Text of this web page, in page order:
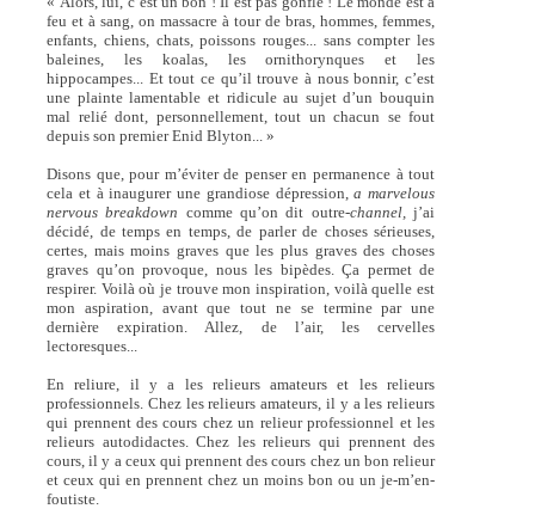
feu et à sang, on massacre à tour de bras, hommes, femmes,
enfants, chiens, chats, poissons rouges... sans compter les
baleines, les koalas, les ornithorynques et les
hippocampes... Et tout ce qu’il trouve à nous bonnir, c’est
une plainte lamentable et ridicule au sujet d’un bouquin
mal relié dont, personnellement, tout un chacun se fout
depuis son premier Enid Blyton... »
Disons que, pour m’éviter de penser en permanence à tout
cela et à inaugurer une grandiose dépression,a marvelous
nervous breakdown comme qu’on dit outre-channel,j’ai
décidé, de temps en temps, de parler de choses sérieuses,
certes, mais moins graves que les plus graves des choses
graves qu’on provoque, nous les bipèdes. Ça permet de
respirer. Voilà où je trouve mon inspiration, voilà quelle est
mon aspiration, avant que tout ne se termine par une
dernière expiration. Allez, de l’air, les cervelles
lectoresques...
En reliure, il y a les relieurs amateurs et les relieurs
professionnels. Chez les relieurs amateurs, il y a les relieurs
qui prennent des cours chez un relieur professionnel et les
relieurs autodidactes. Chez les relieurs qui prennent des
cours, il y a ceux qui prennent des cours chez un bon relieur
et ceux qui en prennent chez un moins bon ou un je-m’en-
foutiste.